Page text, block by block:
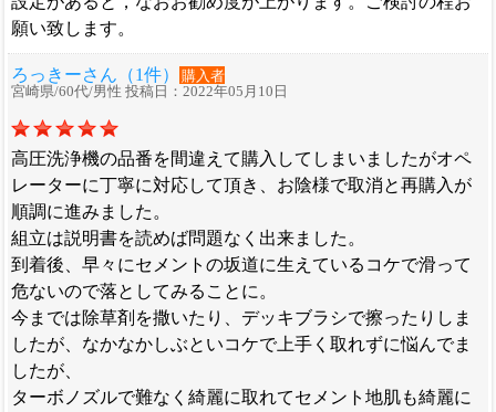
願い致します。
ろっきーさん（1件）
購入者
宮崎県/60代/男性 投稿日：2022年05月10日
高圧洗浄機の品番を間違えて購入してしまいましたがオペ
レーターに丁寧に対応して頂き、お陰様で取消と再購入が
順調に進みました。
組立は説明書を読めば問題なく出来ました。
到着後、早々にセメントの坂道に生えているコケで滑って
危ないので落としてみることに。
今までは除草剤を撒いたり、デッキブラシで擦ったりしま
したが、なかなかしぶといコケで上手く取れずに悩んでま
したが、
ターボノズルで難なく綺麗に取れてセメント地肌も綺麗に